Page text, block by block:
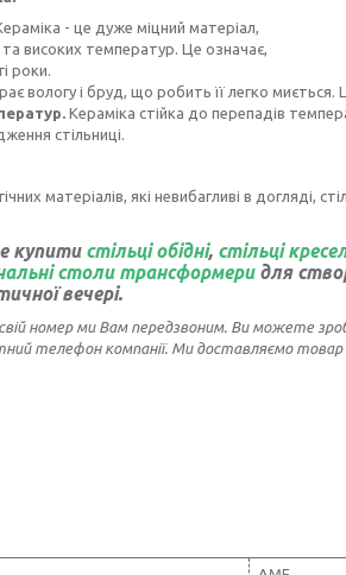
- це дуже міцний матеріал,
високих температур. Це означає,
роки.
вологу і бруд, що робить її легко
Кераміка стійка до перепадів
стільниці.
матеріалів, які невибагливі в догляді,
купити стільці обідні, стільці
столи трансформеридля
вечері.
номер ми Вам передзвоним. Ви можете
телефон компанії. Ми доставляємо товар